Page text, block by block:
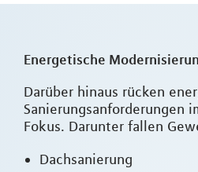
Energetische
Darüber hinaus rücken
Sanierungsanforderungen
Fokus. Darunter fallen
Dachsanierung